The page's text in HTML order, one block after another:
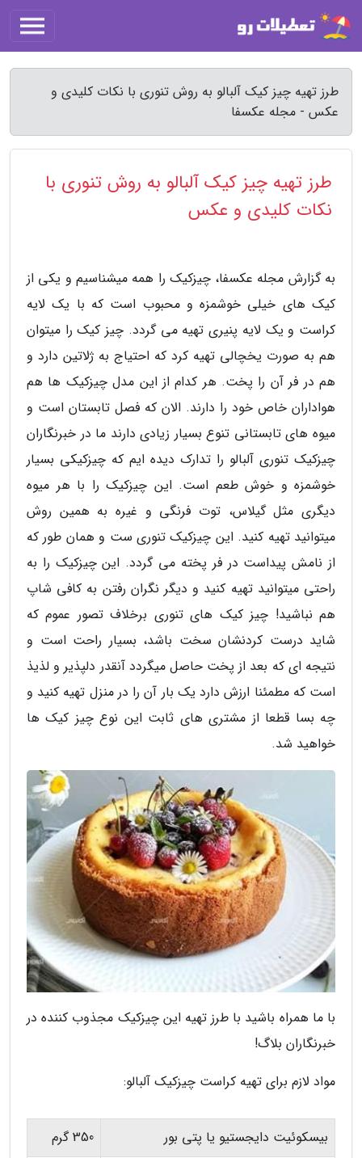
طرز تهیه چیز کیک آلبالو به روش تنوری با نکات کلیدی و
عکس - مجله عکسفا
طرز تهیه چیز کیک آلبالو به روش تنوری با
نکات کلیدی و عکس
به گزارش مجله عکسفا، چیزکیک را همه میشناسیم و یکی از
کیک های خیلی خوشمزه و محبوب است که با یک لایه
کراست و یک لایه پنیری تهیه می گردد. چیز کیک را میتوان
هم به صورت یخچالی تهیه کرد که احتیاج به ژلاتین دارد و
هم در فر آن را پخت. هر کدام از این مدل چیزکیک ها هم
هواداران خاص خود را دارند. الان که فصل تابستان است و
میوه های تابستانی تنوع بسیار زیادی دارند ما در خبرنگاران
چیزکیک تنوری آلبالو را تدارک دیده ایم که چیزکیکی بسیار
خوشمزه و خوش طعم است. این چیزکیک را با هر میوه
دیگری مثل گیلاس، توت فرنگی و غیره به همین روش
میتوانید تهیه کنید. این چیزکیک تنوری ست و همان طور که
از نامش پیداست در فر پخته می گردد. این چیزکیک را به
راحتی میتوانید تهیه کنید و دیگر نگران رفتن به کافی شاپ
هم نباشید! چیز کیک های تنوری برخلاف تصور عموم که
شاید درست کردنشان سخت باشد، بسیار راحت است و
نتیجه ای که بعد از پخت حاصل میگردد آنقدر دلپذیر و لذیذ
است که مطمئنا ارزش دارد یک بار آن را در منزل تهیه کنید و
چه بسا قطعا از مشتری های ثابت این نوع چیز کیک ها
خواهید شد.
با ما همراه باشید با طرز تهیه این چیزکیک مجذوب کننده در
خبرنگاران بلاگ!
مواد لازم برای تهیه کراست چیزکیک آلبالو:
بیسکوئیت دایجستیو یا پتی بور
350 گرم